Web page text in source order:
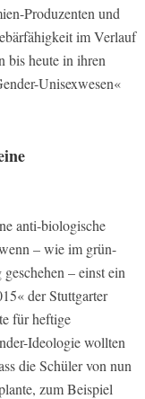
Produzenten und
im Verlauf
bis heute in ihren
Unisexwesen«
anti-biologische
– wie im grün-
– einst ein
der Stuttgarter
für heftige
Ideologie wollten
die Schüler von nun
zum Beispiel